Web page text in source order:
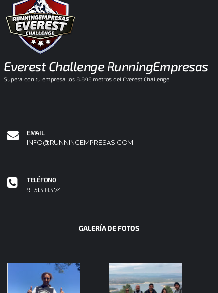
Everest Challenge RunningEmpresas
Supera con tu empresa los 8.848 metros del Everest Challenge
EMAIL
INFO@RUNNINGEMPRESAS.COM
TELÉFONO
91 513 83 74
GALERÍA DE FOTOS